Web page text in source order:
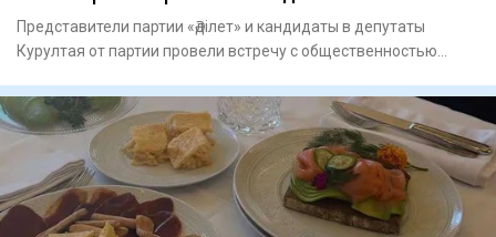
Представители партии «Әділет» и кандидаты в депутаты
Курултая от партии провели встречу с общественностью